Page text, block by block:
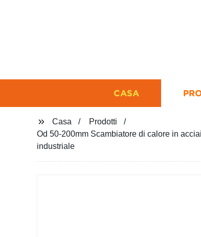
CASA
Casa
Prodotti
Od 50-200mm Scambiatore di calore in
industriale